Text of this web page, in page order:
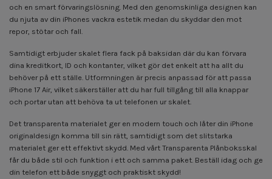
och en smart förvaringslösning. Med den genomskinliga designen kan
du njuta av din iPhones vackra estetik medan du skyddar den mot
repor, stötar och fall.
Samtidigt erbjuder skalet flera fack på baksidan där du kan förvara
dina kreditkort, ID och kontanter, vilket gör det enkelt att ha allt du
behöver på ett ställe. Utformningen är precis anpassad för att passa
iPhone 17 Air, vilket säkerställer att du har full tillgång till alla knappar
och portar utan att behöva ta ut telefonen ur skalet.
Det transparenta materialet ger en modern touch och låter din iPhone
originaldesign komma till sin rätt, samtidigt som det slitstarka
materialet ger ett effektivt skydd. Med vårt Transparenta Plånboksskal
får du både stil och funktion i ett och samma paket. Beställ idag och ge
din telefon ett både snyggt och praktiskt skydd!